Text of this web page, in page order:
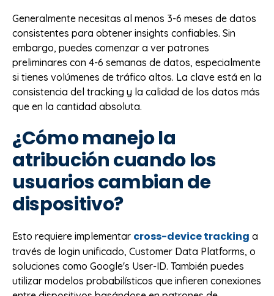
Generalmente necesitas al menos 3-6 meses de datos
consistentes para obtener insights confiables. Sin
embargo, puedes comenzar a ver patrones
preliminares con 4-6 semanas de datos, especialmente
si tienes volúmenes de tráfico altos. La clave está en la
consistencia del tracking y la calidad de los datos más
que en la cantidad absoluta.
¿Cómo manejo la
atribución cuando los
usuarios cambian de
dispositivo?
Esto requiere implementar cross-device tracking a
través de login unificado, Customer Data Platforms, o
soluciones como Google's User-ID. También puedes
utilizar modelos probabilísticos que infieren conexiones